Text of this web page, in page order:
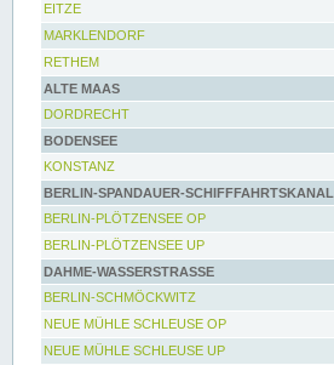
EITZE
MARKLENDORF
RETHEM
ALTE MAAS
DORDRECHT
BODENSEE
KONSTANZ
BERLIN-SPANDAUER-SCHIFFFAHRTSKANAL
BERLIN-PLÖTZENSEE OP
BERLIN-PLÖTZENSEE UP
DAHME-WASSERSTRASSE
BERLIN-SCHMÖCKWITZ
NEUE MÜHLE SCHLEUSE OP
NEUE MÜHLE SCHLEUSE UP